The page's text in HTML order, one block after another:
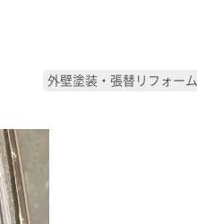
外壁塗装・張替リフォーム